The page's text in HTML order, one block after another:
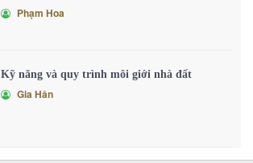
Phạm Hoa
Kỹ năng và quy trình môi giới nhà đất
Gia Hân